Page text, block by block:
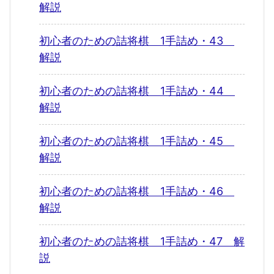
解説
初心者のための詰将棋 1手詰め・43
解説
初心者のための詰将棋 1手詰め・44
解説
初心者のための詰将棋 1手詰め・45
解説
初心者のための詰将棋 1手詰め・46
解説
初心者のための詰将棋 1手詰め・47 解
説